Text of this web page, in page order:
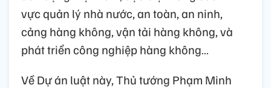
vực quản lý nhà nước, an toàn, an ninh,
cảng hàng không, vận tải hàng không, và
phát triển công nghiệp hàng không…
Về Dự án luật này, Thủ tướng Phạm Minh